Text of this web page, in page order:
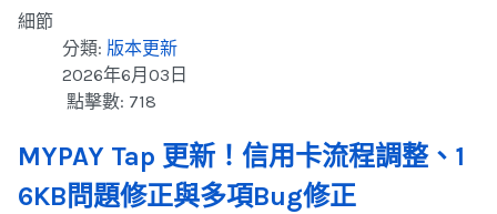
細節
分類: 版本更新
2026年6月03日
點擊數: 718
MYPAY Tap 更新！信用卡流程調整、1
6KB問題修正與多項Bug修正